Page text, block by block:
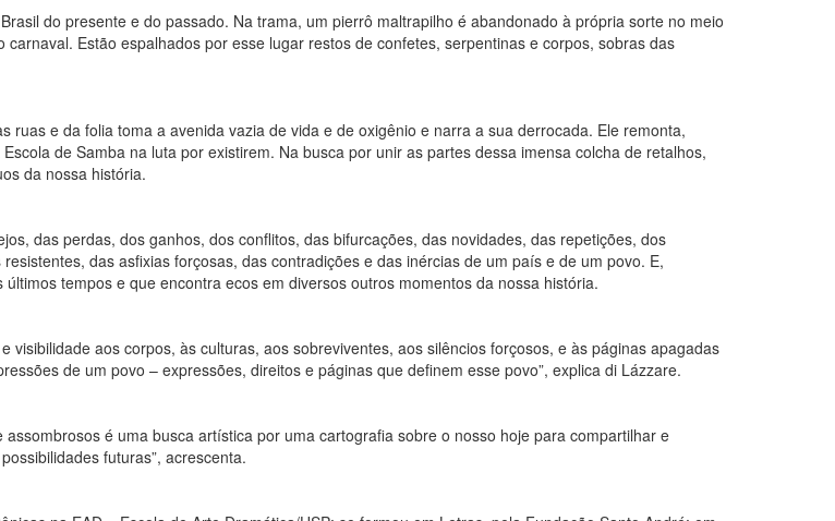
do presente e do passado. Na trama, um pierrô maltrapilho é abandonado à própria sorte no meio
Estão espalhados por esse lugar restos de confetes, serpentinas e corpos, sobras das
e da folia toma a avenida vazia de vida e de oxigênio e narra a sua derrocada. Ele remonta,
de Samba na luta por existirem. Na busca por unir as partes dessa imensa colcha de retalhos,
da nossa história.
das perdas, dos ganhos, dos conflitos, das bifurcações, das novidades, das repetições, dos
das asfixias forçosas, das contradições e das inércias de um país e de um povo. E,
tempos e que encontra ecos em diversos outros momentos da nossa história.
aos corpos, às culturas, aos sobreviventes, aos silêncios forçosos, e às páginas apagadas
de um povo – expressões, direitos e páginas que definem esse povo”, explica di Lázzare.
é uma busca artística por uma cartografia sobre o nosso hoje para compartilhar e
futuras”, acrescenta.